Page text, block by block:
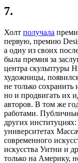
7.
Холт получала
первую, премию
а одну из своих
была премия за
центра скульптуры
художницы,
не только
но и продвигать их
авторов. В том же
работами.
других
университетах
современного
искусства Уитни и
только на Америку,